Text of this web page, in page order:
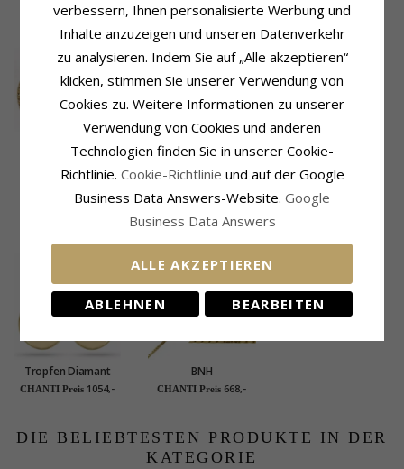
VERWANDTE PRODUKTE
BNH Bismark-
Armband aus 8 Karat
mm
CHANTI Preis 603,-
BNH Bismark-
Armband aus 8 Karat
mm
CHANTI Preis 558,-
KUNDEN KAUFTEN AUCH
Tropfen Diamant
Ohrstecker in 14
CHANTI Preis 1054,-
BNH
Veneziahalskette aus
CHANTI Preis 668,-
DIE BELIEBTESTEN PRODUKTE IN DER
KATEGORIE
verbessern, Ihnen personalisierte Werbung und
Inhalte anzuzeigen und unseren Datenverkehr
zu analysieren. Indem Sie auf „Alle akzeptieren“
klicken, stimmen Sie unserer Verwendung von
Cookies zu. Weitere Informationen zu unserer
Verwendung von Cookies und anderen
Technologien finden Sie in unserer Cookie-
Richtlinie. Cookie-Richtlinie und auf der Google
Business Data Answers-Website. Google
Business Data Answers
ALLE AKZEPTIEREN
ABLEHNEN BEARBEITEN